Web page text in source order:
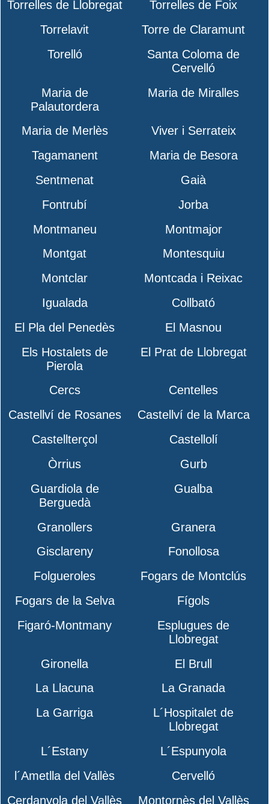
Torrelles de Llobregat
Torrelles de Foix
Torrelavit
Torre de Claramunt
Torelló
Santa Coloma de
Cervelló
Maria de
Palautordera
Maria de Miralles
Maria de Merlès
Viver i Serrateix
Tagamanent
Maria de Besora
Sentmenat
Gaià
Fontrubí
Jorba
Montmaneu
Montmajor
Montgat
Montesquiu
Montclar
Montcada i Reixac
Igualada
Collbató
El Pla del Penedès
El Masnou
Els Hostalets de
Pierola
El Prat de Llobregat
Cercs
Centelles
Castellví de Rosanes
Castellví de la Marca
Castellterçol
Castellolí
Òrrius
Gurb
Guardiola de
Berguedà
Gualba
Granollers
Granera
Gisclareny
Fonollosa
Folgueroles
Fogars de Montclús
Fogars de la Selva
Fígols
Figaró-Montmany
Esplugues de
Llobregat
Gironella
El Brull
La Llacuna
La Granada
La Garriga
L´Hospitalet de
Llobregat
L´Estany
L´Espunyola
l´Ametlla del Vallès
Cervelló
Cerdanyola del Vallès
Montornès del Vallès